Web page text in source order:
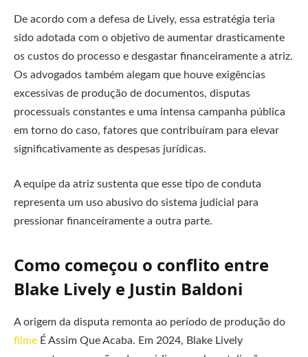
De acordo com a defesa de Lively, essa estratégia teria
sido adotada com o objetivo de aumentar drasticamente
os custos do processo e desgastar financeiramente a atriz.
Os advogados também alegam que houve exigências
excessivas de produção de documentos, disputas
processuais constantes e uma intensa campanha pública
em torno do caso, fatores que contribuíram para elevar
significativamente as despesas jurídicas.
A equipe da atriz sustenta que esse tipo de conduta
representa um uso abusivo do sistema judicial para
pressionar financeiramente a outra parte.
Como começou o conflito entre
Blake Lively e Justin Baldoni
A origem da disputa remonta ao período de produção do
filme É Assim Que Acaba. Em 2024, Blake Lively